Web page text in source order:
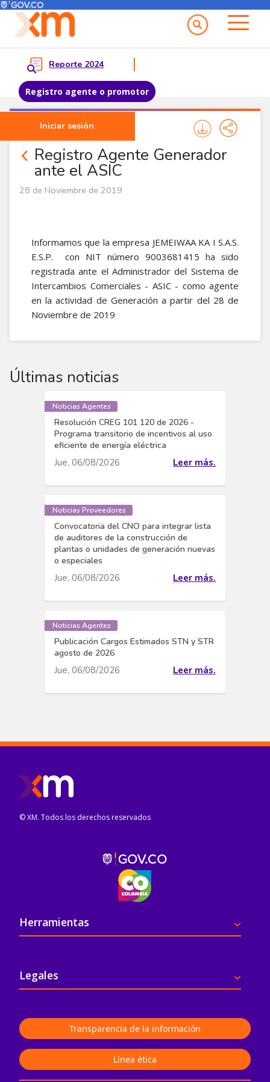
Pasar al contenido principal
Menú del Usuario
Reporte 2024
Registro agente o promotor
Iniciar sesión
Menu principal
Registro Agente Generador
ante el ASIC
Noticias Agentes
28 de Noviembre de 2019
Informamos ​que la empresa JEMEIWAA KA I S.A.S.
E.S.P. con NIT número 9003681415 ha sido
registrada ante el Administrador del Sistema de
Intercambios Comerciales - ASIC - como agente
en la actividad de Generación a partir del 28 de
Noviembre de 2019​
Últimas noticias
Noticias Agentes
Resolución CREG 101 120 de 2026 -
Programa transitorio de incentivos al uso
eficiente de energía eléctrica
Jue, 06/08/2026 Leer más.
Noticias Proveedores
Convocatoria del CNO para integrar lista
de auditores de la construcción de
plantas o unidades de generación nuevas
o especiales
Jue, 06/08/2026 Leer más.
Noticias Agentes
Publicación Cargos Estimados STN y STR
agosto de 2026
Jue, 06/08/2026 Leer más.
© XM. Todos los derechos reservados
Pie de página
Herramientas
Legales
Transparencia de la información
Línea ética